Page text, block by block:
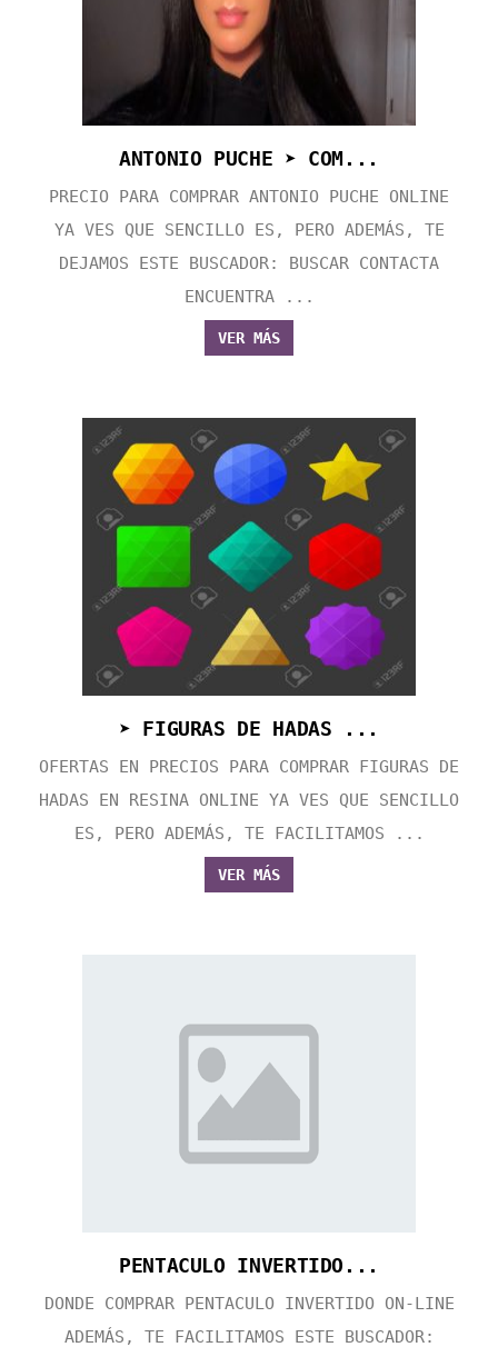
ANTONIO PUCHE ➤ COM...
PRECIO PARA COMPRAR ANTONIO PUCHE ONLINE
YA VES QUE SENCILLO ES, PERO ADEMÁS, TE
DEJAMOS ESTE BUSCADOR: BUSCAR CONTACTA
ENCUENTRA ...
VER MÁS
➤ FIGURAS DE HADAS ...
OFERTAS EN PRECIOS PARA COMPRAR FIGURAS DE
HADAS EN RESINA ONLINE YA VES QUE SENCILLO
ES, PERO ADEMÁS, TE FACILITAMOS ...
VER MÁS
PENTACULO INVERTIDO...
DONDE COMPRAR PENTACULO INVERTIDO ON-LINE
ADEMÁS, TE FACILITAMOS ESTE BUSCADOR: